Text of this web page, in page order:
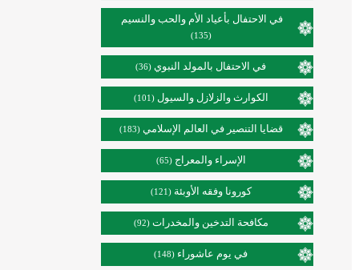
في الاحتفال بأعياد الأم والحب والنسيم
(135)
في الاحتفال بالمولد النبوي (36)
الكوارث والزلازل والسيول (101)
قضايا التنصير في العالم الإسلامي (183)
الإسراء والمعراج (65)
كورونا وفقه الأوبئة (121)
مكافحة التدخين والمخدرات (92)
في يوم عاشوراء (148)